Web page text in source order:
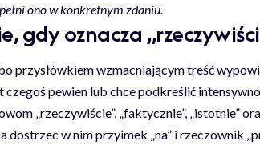
ono w konkretnym zdaniu.
gdy oznacza
przysłówkiem wzmacniającym treść
pewien lub chce podkreślić
„rzeczywiście”, „faktycznie”, „istotnie”
w nim przyimek „na” i rzeczownik